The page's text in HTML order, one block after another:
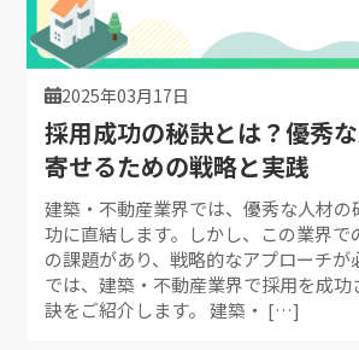
2025年03月17日
採用成功の秘訣とは？優秀
寄せるための戦略と実践
建築・不動産業界では、優秀な人材の
功に直結します。しかし、この業界で
の課題があり、戦略的なアプローチが
では、建築・不動産業界で採用を成
訣をご紹介します。 建築・ […]